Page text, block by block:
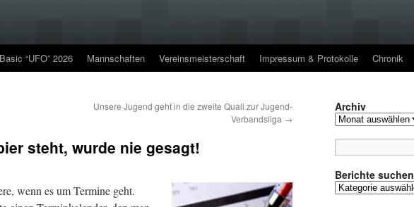
“UFO” 2026 Mannschaften Vereinsmeisterschaft Impressum & Protokolle Chronik
Unsere Jugend geht in die zweite Quali zur Jugend-
Verbandsliga →
steht, wurde nie gesagt!
wenn es um Termine geht.
Archiv
Archiv
Berichte suchen
Berichte